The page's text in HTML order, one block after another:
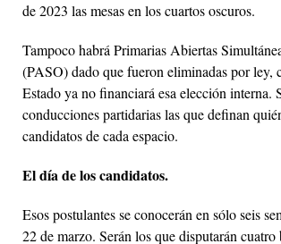
de 2023 las mesas en los cuartos oscuros.
Tampoco habrá Primarias Abiertas
(PASO) dado que fueron eliminadas por ley,
Estado ya no financiará esa elección interna.
conducciones partidarias las que definan
candidatos de cada espacio.
El día de los candidatos.
Esos postulantes se conocerán en sólo seis
22 de marzo. Serán los que disputarán cuatro